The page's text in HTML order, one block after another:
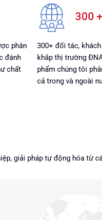
phân
đánh
chất
300 +
300+ đối tác,
khắp thị trường
phẩm chúng tôi
cả trong và ngoài
giải pháp tự động hóa từ